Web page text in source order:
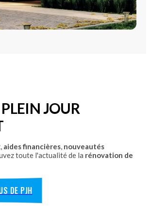
de garage sectionnelles, basculantes
JOUR
, aides financières, nouveautés
toute l'actualité de la rénovation de
DE PJH